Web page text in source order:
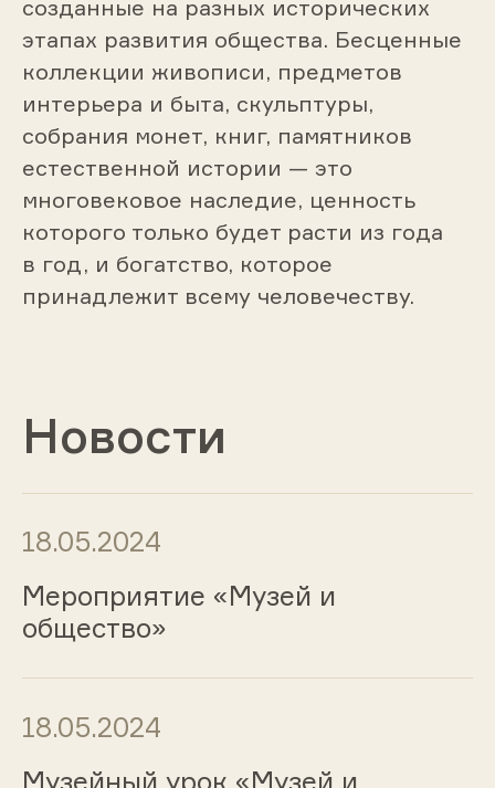
созданные на разных исторических
этапах развития общества. Бесценные
коллекции живописи, предметов
интерьера и быта, скульптуры,
собрания монет, книг, памятников
естественной истории — это
многовековое наследие, ценность
которого только будет расти из года
в год, и богатство, которое
принадлежит всему человечеству.
Новости
18.05.2024
Мероприятие «Музей и
общество»
18.05.2024
Музейный урок «Музей и